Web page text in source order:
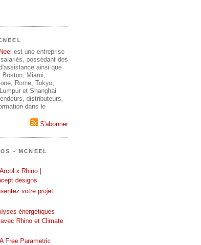
est une entreprise
possédant des
ainsi que
Miami,
Rome, Tokyo,
et Shanghai
distributeurs,
dans le
S'abonner
- MCNEEL
x Rhino |
designs
votre projet
énergétiques
Rhino et Climate
Free Parametric